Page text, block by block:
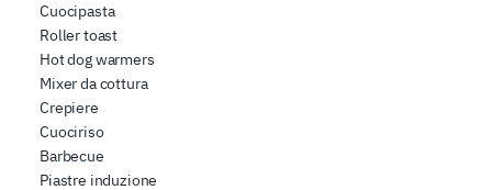
Cuocipasta
Roller toast
Hot dog warmers
Mixer da cottura
Crepiere
Cuociriso
Barbecue
Piastre induzione